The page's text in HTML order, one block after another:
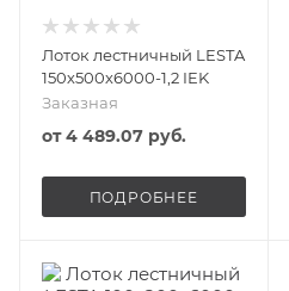
Лоток лестничный LESTA
150х500х6000-1,2 IEK
Заказная
от4 489.07 руб.
ПОДРОБНЕЕ